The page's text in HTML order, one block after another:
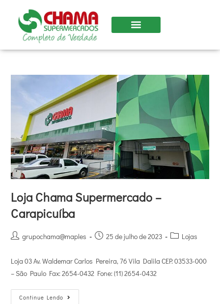
Loja Chama Supermercado –
Carapicuíba
grupochama@maples 25 de julho de 2023 Lojas
Loja 03 Av. Waldemar Carlos Pereira, 76 Vila Dalila CEP: 03533-000
– São Paulo Fax: 2654-0432 Fone: (11) 2654-0432
Continue Lendo